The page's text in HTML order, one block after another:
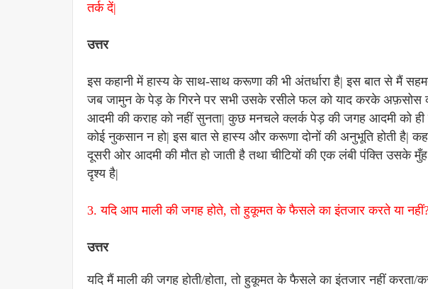
तर्क दें|
उत्तर
इस कहानी में हास्य के साथ-साथ करूणा की भी अंतर्धारा है| इस बात से मैं
जब जामुन के पेड़ के गिरने पर सभी उसके रसीले फल को याद करके अफ़सोस
आदमी की कराह को नहीं सुनता| कुछ मनचले क्लर्क पेड़ की जगह आदमी को
कोई नुकसान न हो| इस बात से हास्य और करूणा दोनों की अनुभूति होती
दूसरी ओर आदमी की मौत हो जाती है तथा चीटियों की एक लंबी पंक्ति उसके
दृश्य है|
3. यदि आप माली की जगह होते, तो हुकूमत के फैसले का इंतजार करते या नहीं?
उत्तर
यदि मैं माली की जगह होती/होता, तो हुकूमत के फैसले का इंतजार नहीं करता/